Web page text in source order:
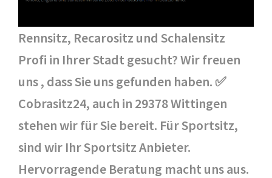
Rennsitz, Recarositz und Schalensitz
Profi in Ihrer Stadt gesucht? Wir freuen
uns , dass Sie uns gefunden haben. ✅
Cobrasitz24, auch in 29378 Wittingen
stehen wir für Sie bereit. Für Sportsitz,
sind wir Ihr Sportsitz Anbieter.
Hervorragende Beratung macht uns aus.